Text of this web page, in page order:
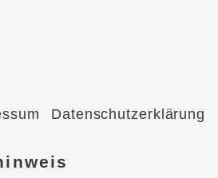
Datenschutzerklärung